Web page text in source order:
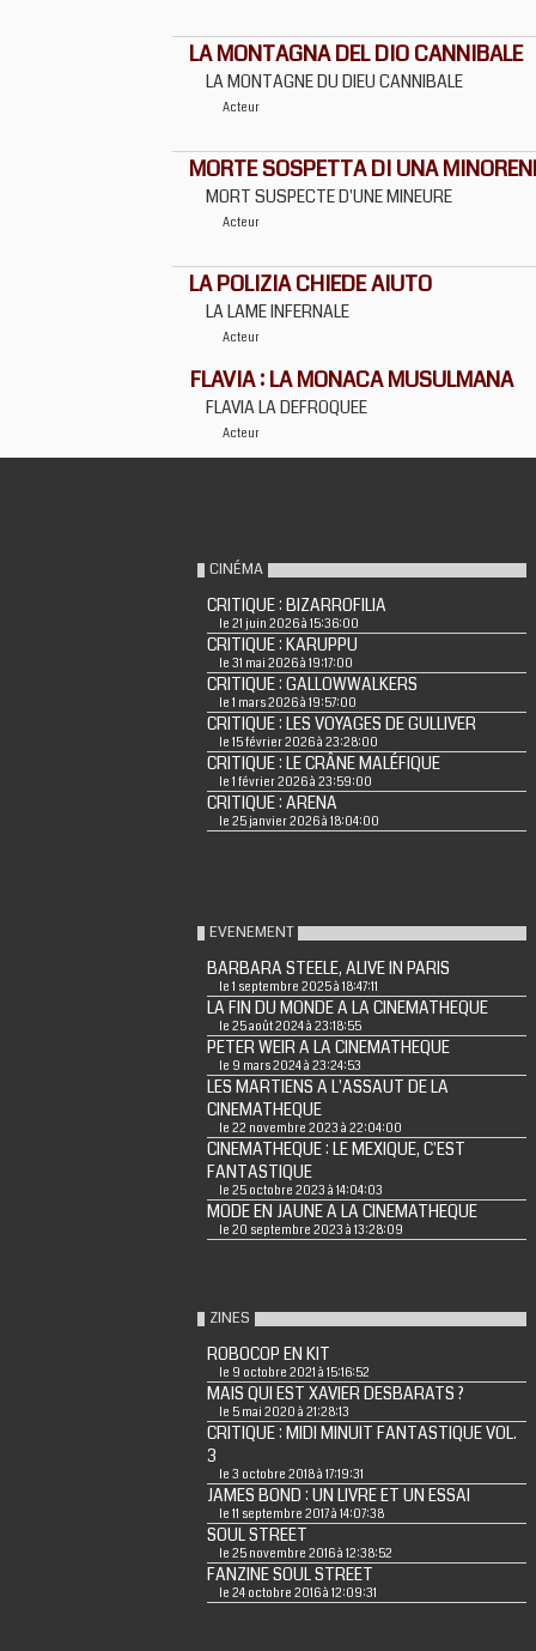
LA MONTAGNA DEL DIO CANNIBALE
LA MONTAGNE DU DIEU CANNIBALE
Acteur
MORTE SOSPETTA DI UNA
MORT SUSPECTE D'UNE MINEURE
Acteur
LA POLIZIA CHIEDE AIUTO
LA LAME INFERNALE
Acteur
FLAVIA : LA MONACA MUSULMANA
FLAVIA LA DEFROQUEE
Acteur
CINÉMA
CRITIQUE : BIZARROFILIA
le 21 juin 2026 à 15:36:00
CRITIQUE : KARUPPU
le 31 mai 2026 à 19:17:00
CRITIQUE : GALLOWWALKERS
le 1 mars 2026 à 19:57:00
CRITIQUE : LES VOYAGES DE GULLIVER
le 15 février 2026 à 23:28:00
CRITIQUE : LE CRÂNE MALÉFIQUE
le 1 février 2026 à 23:59:00
CRITIQUE : ARENA
le 25 janvier 2026 à 18:04:00
EVENEMENT
BARBARA STEELE, ALIVE IN PARIS
le 1 septembre 2025 à 18:47:11
LA FIN DU MONDE A LA CINEMATHEQUE
le 25 août 2024 à 23:18:55
PETER WEIR A LA CINEMATHEQUE
le 9 mars 2024 à 23:24:53
LES MARTIENS A L'ASSAUT DE LA
CINEMATHEQUE
le 22 novembre 2023 à 22:04:00
CINEMATHEQUE : LE MEXIQUE, C'EST
FANTASTIQUE
le 25 octobre 2023 à 14:04:03
MODE EN JAUNE A LA CINEMATHEQUE
le 20 septembre 2023 à 13:28:09
ZINES
ROBOCOP EN KIT
le 9 octobre 2021 à 15:16:52
MAIS QUI EST XAVIER DESBARATS ?
le 5 mai 2020 à 21:28:13
CRITIQUE : MIDI MINUIT FANTASTIQUE VOL.
3
le 3 octobre 2018 à 17:19:31
JAMES BOND : UN LIVRE ET UN ESSAI
le 11 septembre 2017 à 14:07:38
SOUL STREET
le 25 novembre 2016 à 12:38:52
FANZINE SOUL STREET
le 24 octobre 2016 à 12:09:31